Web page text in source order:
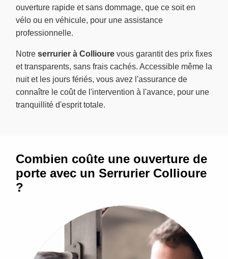
ouverture rapide et sans dommage, que ce soit en
vélo ou en véhicule, pour une assistance
professionnelle.
Notre serrurier à Collioure vous garantit des prix fixes
et transparents, sans frais cachés. Accessible même la
nuit et les jours fériés, vous avez l'assurance de
connaître le coût de l'intervention à l'avance, pour une
tranquillité d'esprit totale.
Combien coûte une ouverture de
porte avec un Serrurier Collioure
?